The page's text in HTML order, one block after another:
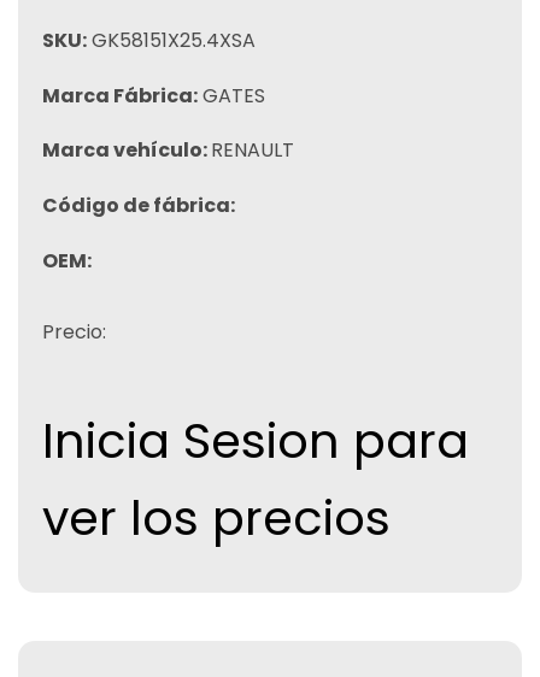
SKU:GK58151X25.4XSA
Marca Fábrica:GATES
Marca vehículo:RENAULT
Código de fábrica:
OEM:
Precio:
Inicia Sesion para
ver los precios